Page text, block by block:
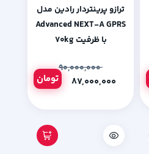
ترازو پرینتردار رادین مدل
Advanced NEXT-A GPRS
با ظرفیت ۷۰kg
۹۰,۰۰۰,۰۰۰
تومان